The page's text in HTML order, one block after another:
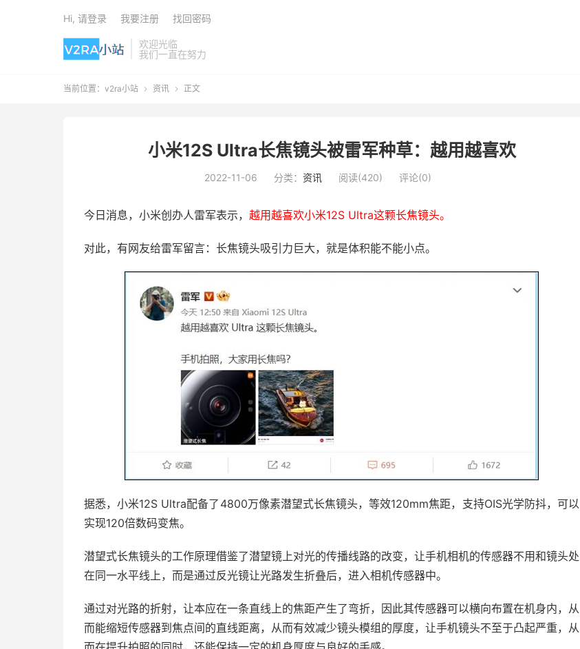
欢迎光临
我们一直在努力
Hi, 请登录 我要注册 找回密码
当前位置： v2ra小站  资讯  正文
小米12S Ultra长焦镜头被雷军种草：越用越喜欢
2022-11-06 分类： 资讯 阅读(420) 评论(0)
今日消息，小米创办人雷军表示， 越用越喜欢小米12S Ultra这颗长焦镜头。
对此，有网友给雷军留言：长焦镜头吸引力巨大，就是体积能不能小点。
据悉，小米12S Ultra配备了4800万像素潜望式长焦镜头，等效120mm焦距，支持OIS光学防抖，可以
实现120倍数码变焦。
潜望式长焦镜头的工作原理借鉴了潜望镜上对光的传播线路的改变，让手机相机的传感器不用和镜头处
在同一水平线上，而是通过反光镜让光路发生折叠后，进入相机传感器中。
通过对光路的折射，让本应在一条直线上的焦距产生了弯折，因此其传感器可以横向布置在机身内，从
而能缩短传感器到焦点间的直线距离，从而有效减少镜头模组的厚度，让手机镜头不至于凸起严重，从